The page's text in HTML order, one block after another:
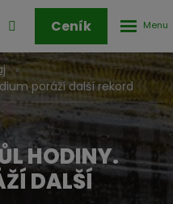
Přihlášení
klienstké
zóny
Ceník
poráží další rekord
HODINY.
DALŠÍ